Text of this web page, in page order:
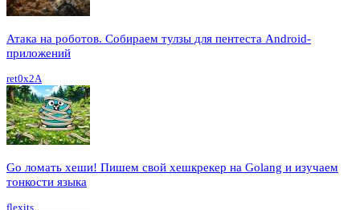
Атака на роботов. Собираем тулзы для пентеста Android-
приложений
ret0x2A
Go ломать хеши! Пишем свой хешкрекер на Golang и изучаем
тонкости языка
flexits